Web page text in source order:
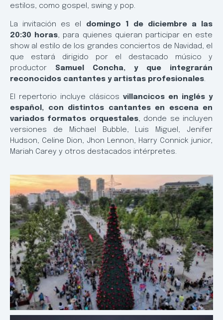
estilos, como gospel, swing y pop.
La invitación es el domingo 1 de diciembre a las
20:30 horas, para quienes quieran participar en este
show al estilo de los grandes conciertos de Navidad, el
que estará dirigido por el destacado músico y
productor Samuel Concha, y que integrarán
reconocidos cantantes y artistas profesionales.
El repertorio incluye clásicosvillancicos en inglés y
español, con distintos cantantes en escena en
variados formatos orquestales, donde se incluyen
versiones de Michael Bubble, Luis Miguel, Jenifer
Hudson, Celine Dion, Jhon Lennon, Harry Connick junior,
Mariah Carey y otros destacados intérpretes.